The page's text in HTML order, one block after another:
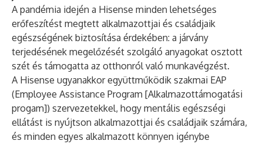
A pandémia idején a Hisense minden lehetséges
erőfeszítést megtett alkalmazottjai és családjaik
egészségének biztosítása érdekében: a járvány
terjedésének megelőzését szolgáló anyagokat osztott
szét és támogatta az otthonról való munkavégzést.
A Hisense ugyanakkor együttműködik szakmai EAP
(Employee Assistance Program [Alkalmazottámogatási
progam]) szervezetekkel, hogy mentális egészségi
ellátást is nyújtson alkalmazottjai és családjaik számára,
és minden egyes alkalmazott könnyen igénybe